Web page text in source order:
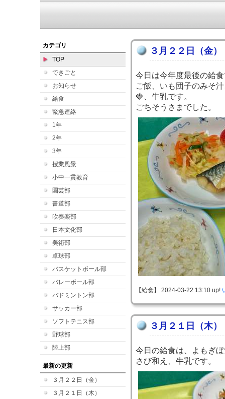
カテゴリ
TOP
できごと
お知らせ
給食
緊急連絡
1年
2年
3年
授業風景
小中一貫教育
園芸部
書道部
吹奏楽部
日本文化部
美術部
卓球部
バスケットボール部
バレーボール部
バドミントン部
サッカー部
ソフトテニス部
野球部
陸上部
最新の更新
３月２２日（金）
３月２１日（木）
３月２２日（金）
今日は今年度最後の給
ご飯、いも団子のみそ
🍓、牛乳です。
ごちそうさまでした。
【給食】 2024-03-22 13:10 up!
３月２１日（木）
今日の給食は、よもぎ
さび和え、牛乳です。